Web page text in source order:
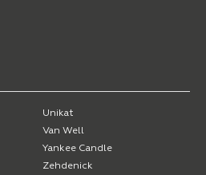
Unikat
Van Well
Yankee Candle
Zehdenick